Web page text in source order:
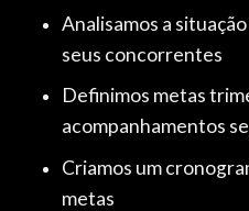
Analisamos a
seus concorrentes
Definimos metas
acompanhamentos
Criamos um
metas